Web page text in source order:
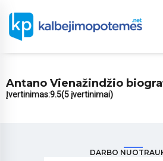
Antano Vienažindžio
Įvertinimas:9.5(5 įvertinimai)
DARBO